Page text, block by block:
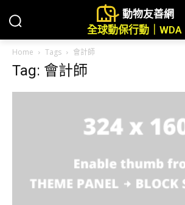
動物友善網
全球動保行動｜WDA
Home Tags 會計師
Tag: 會計師